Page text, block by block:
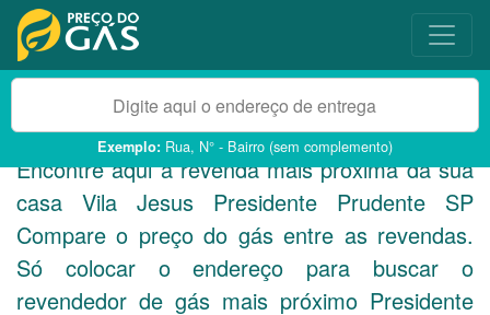
Exemplo: Rua, N° - Bairro (sem complemento)
Encontre aqui a revenda mais próxima da sua
casa Vila Jesus Presidente Prudente SP
Compare o preço do gás entre as revendas.
Só colocar o endereço para buscar o
revendedor de gás mais próximo Presidente